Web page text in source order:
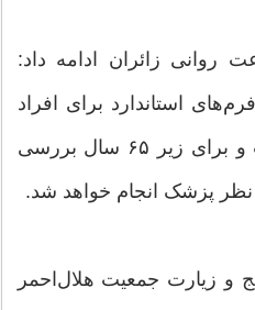
روانی زائران ادامه داد:
استاندارد برای افراد
بالای ۶۵ سال الزامی است و برای زیر ۶۵ سال بررسی
نظر پزشک انجام خواهد شد.
زیارت جمعیت هلال‌احمر